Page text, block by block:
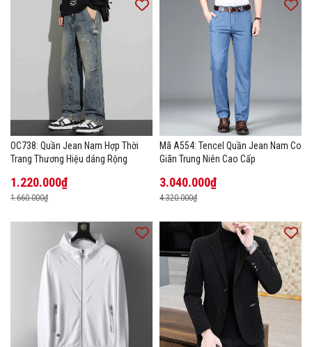
OC738: Quần Jean Nam Hợp Thời
Trang Thương Hiệu dáng Rộng
1.220.000₫
1.660.000₫
Mã A554: Tencel Quần Jean Nam Co
Giãn Trung Niên Cao Cấp
3.040.000₫
4.320.000₫